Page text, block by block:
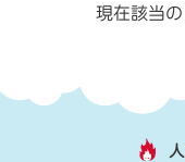
現在該当